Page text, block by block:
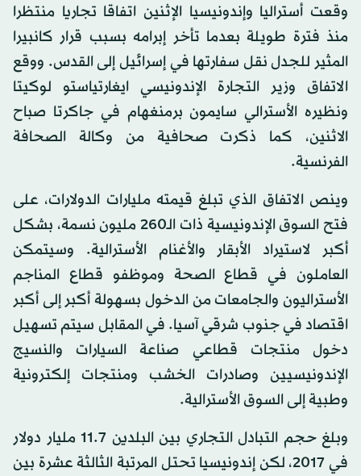
وقعت أستراليا وإندونيسيا الإثنين اتفاقا تجاريا منتظرا
منذ فترة طويلة بعدما تأخر إبرامه بسبب قرار كانبيرا
المثير للجدل نقل سفارتها في إسرائيل إلى القدس. ووقع
الاتفاق وزير التجارة الإندونيسي ايغارتياستو لوكيتا
ونظيره الأسترالي سايمون برمنغهام في جاكرتا صباح
الاثنين، كما ذكرت صحافية من وكالة الصحافة
الفرنسية.
وينص الاتفاق الذي تبلغ قيمته مليارات الدولارات، على
فتح السوق الإندونيسية ذات الـ260 مليون نسمة، بشكل
أكبر لاستيراد الأبقار والأغنام الأسترالية. وسيتمكن
العاملون في قطاع الصحة وموظفو قطاع المناجم
الأستراليون والجامعات من الدخول بسهولة أكبر إلى أكبر
اقتصاد في جنوب شرقي آسيا. في المقابل سيتم تسهيل
دخول منتجات قطاعي صناعة السيارات والنسيج
الإندونيسيين وصادرات الخشب ومنتجات إلكترونية
وطبية إلى السوق الأسترالية.
وبلغ حجم التبادل التجاري بين البلدين 11.7 مليار دولار
في 2017، لكن إندونيسيا تحتل المرتبة الثالثة عشرة بين